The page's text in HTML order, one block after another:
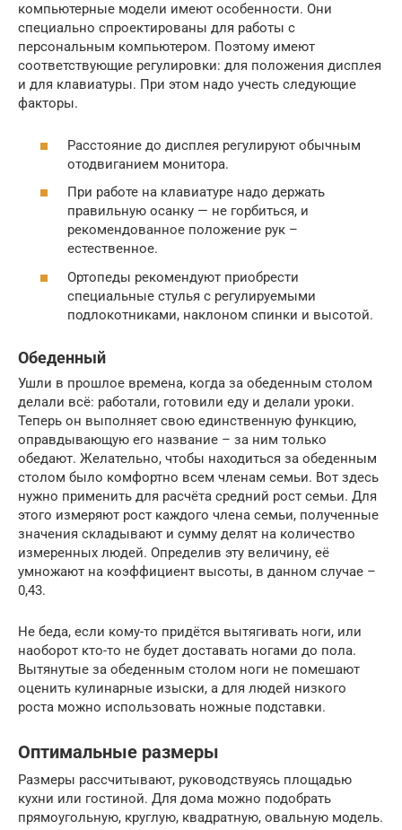
компьютерные модели имеют особенности. Они
специально спроектированы для работы с
персональным компьютером. Поэтому имеют
соответствующие регулировки: для положения дисплея
и для клавиатуры. При этом надо учесть следующие
факторы.
Расстояние до дисплея регулируют обычным
отодвиганием монитора.
При работе на клавиатуре надо держать
правильную осанку — не горбиться, и
рекомендованное положение рук –
естественное.
Ортопеды рекомендуют приобрести
специальные стулья с регулируемыми
подлокотниками, наклоном спинки и высотой.
Обеденный
Ушли в прошлое времена, когда за обеденным столом
делали всё: работали, готовили еду и делали уроки.
Теперь он выполняет свою единственную функцию,
оправдывающую его название – за ним только
обедают. Желательно, чтобы находиться за обеденным
столом было комфортно всем членам семьи. Вот здесь
нужно применить для расчёта средний рост семьи. Для
этого измеряют рост каждого члена семьи, полученные
значения складывают и сумму делят на количество
измеренных людей. Определив эту величину, её
умножают на коэффициент высоты, в данном случае –
0,43.
Не беда, если кому-то придётся вытягивать ноги, или
наоборот кто-то не будет доставать ногами до пола.
Вытянутые за обеденным столом ноги не помешают
оценить кулинарные изыски, а для людей низкого
роста можно использовать ножные подставки.
Оптимальные размеры
Размеры рассчитывают, руководствуясь площадью
кухни или гостиной. Для дома можно подобрать
прямоугольную, круглую, квадратную, овальную модель.